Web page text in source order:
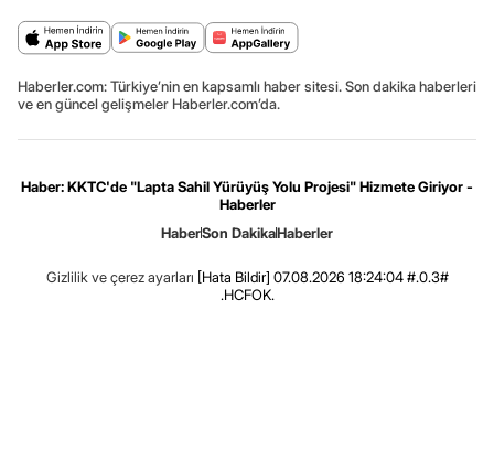
Haberler.com: Türkiye’nin en kapsamlı haber sitesi. Son dakika haberleri
ve en güncel gelişmeler Haberler.com’da.
Haber: KKTC'de "Lapta Sahil Yürüyüş Yolu Projesi" Hizmete Giriyor -
Haberler
HaberSon DakikaHaberler
Gizlilik ve çerez ayarları [Hata Bildir] 07.08.2026 18:24:04 #.0.3#
.HCFOK.